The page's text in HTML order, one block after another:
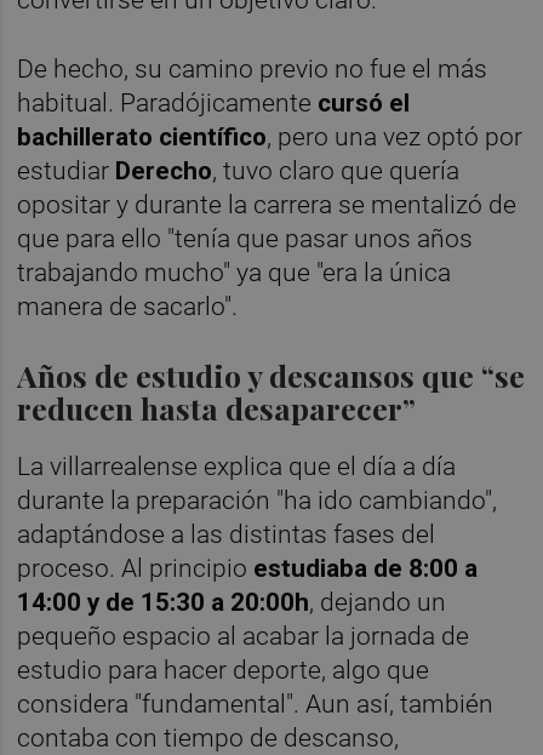
De hecho, su camino previo no fue el más
habitual. Paradójicamente cursó el
bachillerato científico, pero una vez optó por
estudiar Derecho, tuvo claro que quería
opositar y durante la carrera se mentalizó de
que para ello "tenía que pasar unos años
trabajando mucho" ya que "era la única
manera de sacarlo".
Años de estudio y descansos que “se
reducen hasta desaparecer”
La villarrealense explica que el día a día
durante la preparación "ha ido cambiando",
adaptándose a las distintas fases del
proceso. Al principio estudiaba de 8:00 a
14:00 y de 15:30 a 20:00h, dejando un
pequeño espacio al acabar la jornada de
estudio para hacer deporte, algo que
considera "fundamental". Aun así, también
contaba con tiempo de descanso,